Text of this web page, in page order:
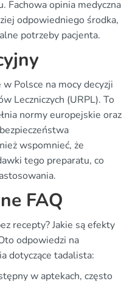
Fachowa opinia medyczna
odpowiedniego środka,
potrzeby pacjenta.
Polsce na mocy decyzji
Leczniczych (URPL). To
normy europejskie oraz
wspomnieć, że
tego preparatu, co
FAQ
recepty? Jakie są efekty
odpowiedzi na
dotyczące tadalista:
w aptekach, często